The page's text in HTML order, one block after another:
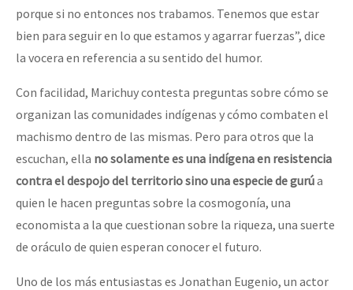
porque si no entonces nos trabamos. Tenemos que estar
bien para seguir en lo que estamos y agarrar fuerzas”, dice
la vocera en referencia a su sentido del humor.
Con facilidad, Marichuy contesta preguntas sobre cómo se
organizan las comunidades indígenas y cómo combaten el
machismo dentro de las mismas. Pero para otros que la
escuchan, ella no solamente es una indígena en resistencia
contra el despojo del territorio sino una especie de gurúa
quien le hacen preguntas sobre la cosmogonía, una
economista a la que cuestionan sobre la riqueza, una suerte
de oráculo de quien esperan conocer el futuro.
Uno de los más entusiastas es Jonathan Eugenio, un actor